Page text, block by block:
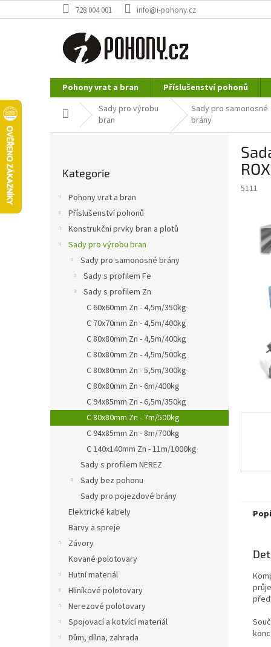
na
728 004 001 info@i-pohony.cz
Pohony vrat a bran
Příslušenství pohonů
Nerezové polotovary
Hutní materiál
Domů Sady pro výrobu
bran
Sady pro samonosné
brány
kategorie
Kategorie
Pohony vrat a bran
Příslušenství pohonů
Konstrukční prvky bran a plotů
Sady pro výrobu bran
Sady pro samonosné brány
Sady s profilem Fe
Sady s profilem Zn
C 60x60mm Zn - 4,5m/350kg
C 70x70mm Zn - 4,5m/400kg
C 80x80mm Zn - 4,5m/400kg
C 80x80mm Zn - 4,5m/500kg
C 80x80mm Zn - 5,5m/300kg
C 80x80mm Zn - 6m/400kg
C 94x85mm Zn - 6,5m/350kg
C 80x80mm Zn - 7m/500kg
C 94x85mm Zn - 8m/700kg
C 140x140mm Zn - 11m/1000kg
Sady s profilem NEREZ
Sady bez pohonu
Sady pro pojezdové brány
Elektrické kabely
Barvy a spreje
Závory
Kované polotovary
Hutní materiál
Hliníkové polotovary
Nerezové polotovary
Spojovací a kotvící materiál
Dům, dílna, zahrada
5111